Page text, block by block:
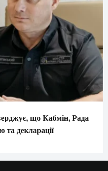
що Кабмін, Рада
декларації